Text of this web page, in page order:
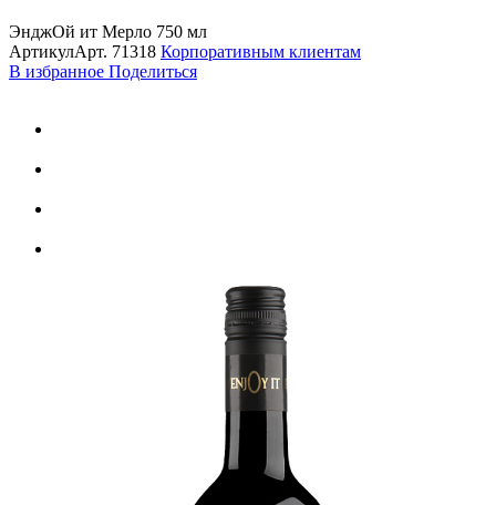
ЭнджОй ит Мерло 750 мл
АртикулАрт. 71318 Корпоративным клиентам
В избранное Поделиться